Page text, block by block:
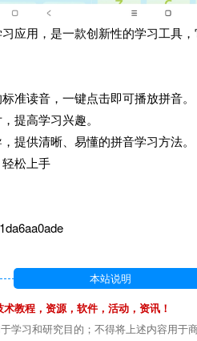
应用，是一款创新性的学习工具
准读音，一键点击即可播放拼音。
提高学习兴趣。
提供清晰、易懂的拼音学习方法。
松上手
本站说明
教程，资源，软件，活动，资讯！
学习和研究目的；不得将上述内容用于